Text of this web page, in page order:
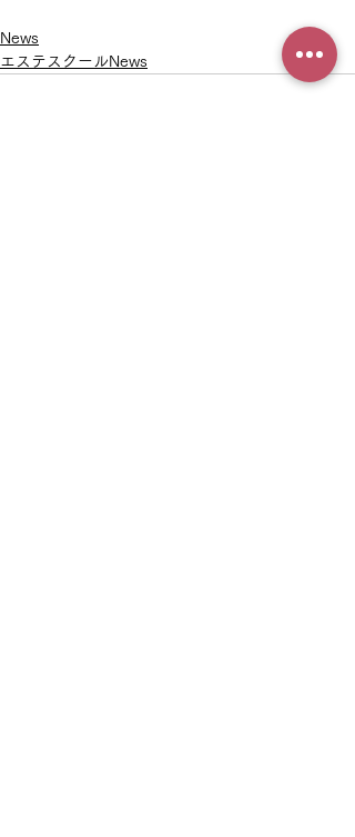
News
エステスクールNews